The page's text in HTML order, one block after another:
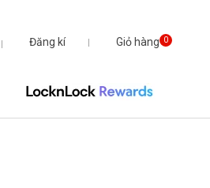
Đăng kí Giỏ hàng 0